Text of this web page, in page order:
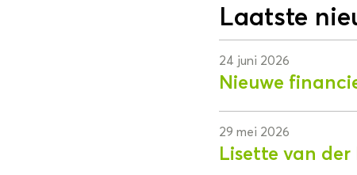
Laatste
24 juni 2026
Nieuwe
29 mei 2026
Lisette van der